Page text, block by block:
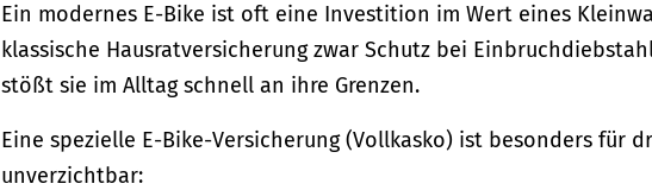
Ein modernes E-Bike ist oft eine Investition im Wert eines
klassische Hausratversicherung zwar Schutz bei
stößt sie im Alltag schnell an ihre Grenzen.
Eine spezielle E-Bike-Versicherung (Vollkasko) ist besonders für
unverzichtbar: